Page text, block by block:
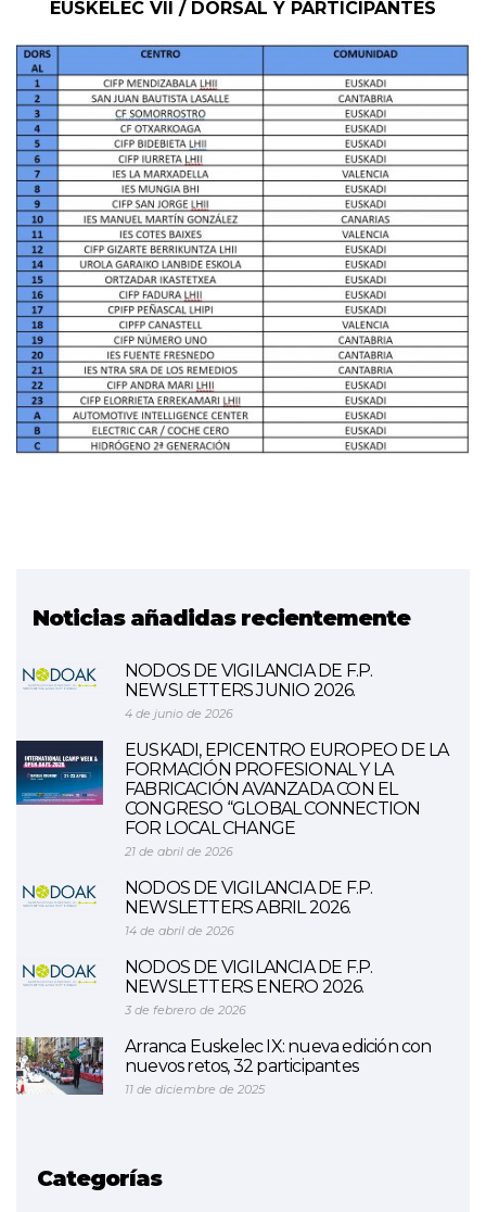
EUSKELEC VII / DORSAL Y PARTICIPANTES
Noticias añadidas recientemente
NODOS DE VIGILANCIA DE F.P.
NEWSLETTERS JUNIO 2026.
4 de junio de 2026
EUSKADI, EPICENTRO EUROPEO DE LA
FORMACIÓN PROFESIONAL Y LA
FABRICACIÓN AVANZADA CON EL
CONGRESO “GLOBAL CONNECTION
FOR LOCAL CHANGE
21 de abril de 2026
NODOS DE VIGILANCIA DE F.P.
NEWSLETTERS ABRIL 2026.
14 de abril de 2026
NODOS DE VIGILANCIA DE F.P.
NEWSLETTERS ENERO 2026.
3 de febrero de 2026
Arranca Euskelec IX: nueva edición con
nuevos retos, 32 participantes
11 de diciembre de 2025
Categorías